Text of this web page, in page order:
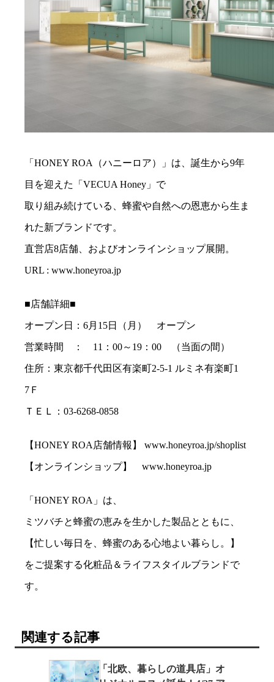
「HONEY ROA（ハニーロア）」は、誕生から9年
目を迎えた「VECUA Honey」で
取り組み続けている、蜂蜜や自然への恩恵から生ま
れた新ブランドです。
直営店8店舗、およびオンラインショップ展開。
URL : www.honeyroa.jp
■店舗詳細■
オープン日：6月15日（月） オープン
営業時間 ： 11：00～19：00 （当面の間）
住所：東京都千代田区有楽町2-5-1 ルミネ有楽町1
7Ｆ
ＴＥＬ：03-6268-0858
【HONEY ROA店舗情報】 www.honeyroa.jp/shoplist
【オンラインショップ】 www.honeyroa.jp
「HONEY ROA」は、
ミツバチと蜂蜜の恵みを生かした製品とともに、
【忙しい毎日を、蜂蜜のある心地よい暮らし。】
をご提案する化粧品＆ライフスタイルブランドで
す。
関連する記事
「北欧、暮らしの道具店」オ